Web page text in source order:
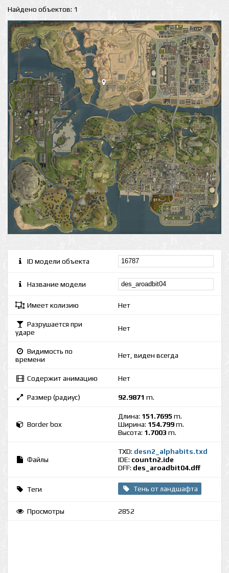
Найдено объектов: 1
ID модели объекта
Название модели
Имеет колизию Нет
Разрушается при
ударе
Нет
Видимость по
времени
Нет, виден всегда
Содержит анимацию Нет
Размер (радиус) 92.9871 m.
Border box
Длина: 151.7695 m.
Ширина: 154.799m.
Высота: 1.7003 m.
Файлы
TXD: desn2_alphabits.txd
IDE: countn2.ide
DFF: des_aroadbit04.dff
Теги Тень от ландшафта
Просмотры 2852